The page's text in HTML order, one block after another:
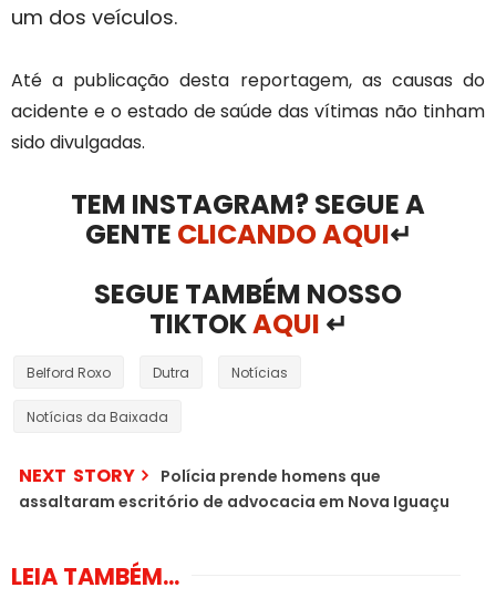
um dos veículos.
Até a publicação desta reportagem, as causas do
acidente e o estado de saúde das vítimas não tinham
sido divulgadas.
TEM INSTAGRAM? SEGUE A
GENTE CLICANDO AQUI↵
SEGUE TAMBÉM NOSSO
TIKTOKAQUI ↵
Belford Roxo Dutra Notícias
Notícias da Baixada
NEXT STORY
Polícia prende homens que
assaltaram escritório de advocacia em Nova Iguaçu
LEIA TAMBÉM...